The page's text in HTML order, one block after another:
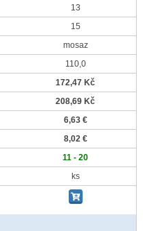
13
15
mosaz
110,0
172,47 Kč
208,69 Kč
6,63 €
8,02 €
11 - 20
ks